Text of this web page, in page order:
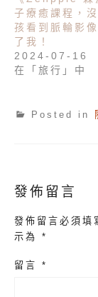
子療癒課程，
孩看到脈輪影
了我！
2024-07-16
在「旅行」中
Posted in
發佈留言
發佈留言必須填
示為 *
留言 *